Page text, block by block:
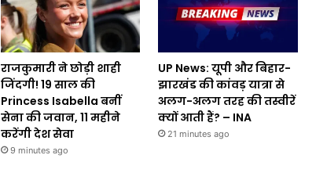
राजकुमारी ने छोड़ी शाही
जिंदगी! 19 साल की
Princess Isabella बनीं
सेना की जवान, 11 महीने
करेंगी देश सेवा
9 minutes ago
UP News: यूपी और बिहार-
झारखंड की कांवड़ यात्रा से
अलग-अलग तरह की तस्वीरें
क्यों आती हैं? – INA
21 minutes ago